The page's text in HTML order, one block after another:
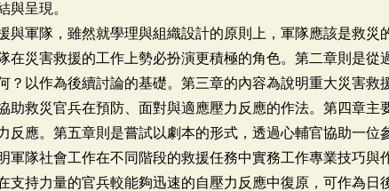
與呈現。
與軍隊，雖然就學理與組織設計的原則上，軍隊應該是救災
在災害救援的工作上勢必扮演更積極的角色。第二章則是從
？以作為後續討論的基礎。第三章的內容為說明重大災害救
助救災官兵在預防、面對與適應壓力反應的作法。第四章主
反應。第五章則是嘗試以劇本的形式，透過心輔官協助一位
軍隊社會工作在不同階段的救援任務中實務工作專業技巧與
支持力量的官兵較能夠迅速的自壓力反應中復原，可作為日